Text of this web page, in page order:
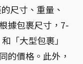
尺寸、重量、
據包裹尺寸，7-
「大型包裹」
的價格。此外，